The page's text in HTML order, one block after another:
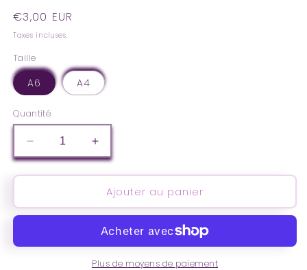
Prix
habituel
€3,00 EUR
Taxes incluses.
Taille
A6 A4
Quantité
Réduire
la
quantité
Vierge
Marie
des
Augmenter
la
quantité
de
Vierge
Marie
reine
des
anges
Ajouter au panier
Plus de moyens de paiement